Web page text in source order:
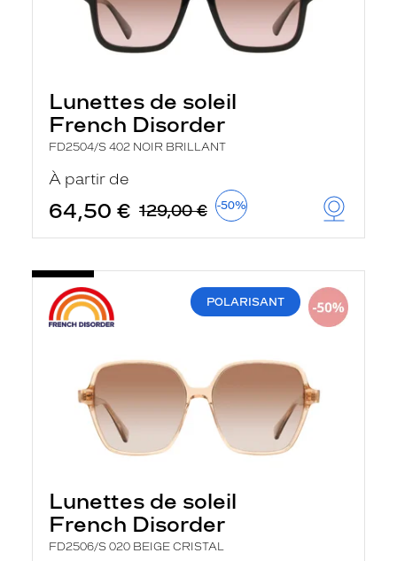
Lunettes de soleil
French Disorder
FD2504/S 402 NOIR BRILLANT
À partir de
64,50 € 129,00 € -50%
POLARISANT
Lunettes de soleil
French Disorder
FD2506/S 020 BEIGE CRISTAL